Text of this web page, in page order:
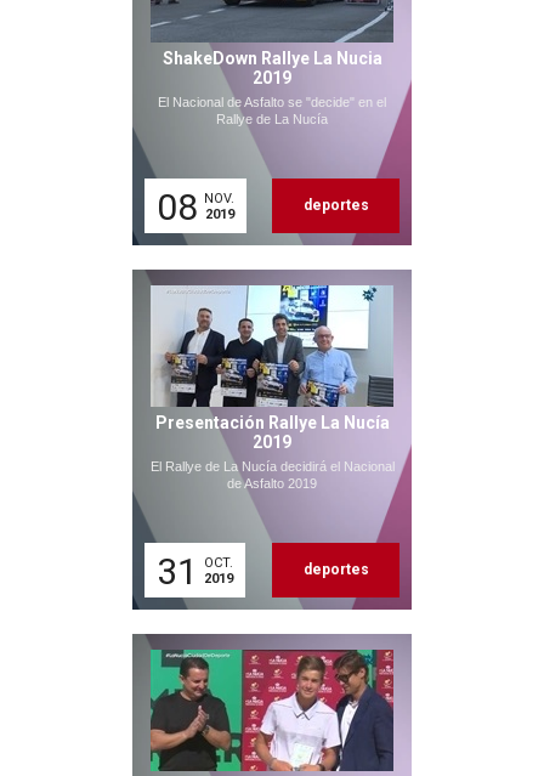
ShakeDown Rallye La Nucia
2019
El Nacional de Asfalto se "decide" en el
Rallye de La Nucía
08 NOV.
2019
deportes
Presentación Rallye La Nucía
2019
El Rallye de La Nucía decidirá el Nacional
de Asfalto 2019
31
OCT.
2019
deportes